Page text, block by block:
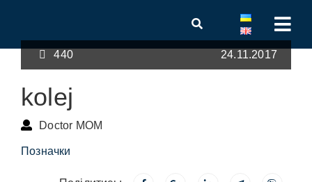
440 24.11.2017
kolej
Doctor MOM
Позначки